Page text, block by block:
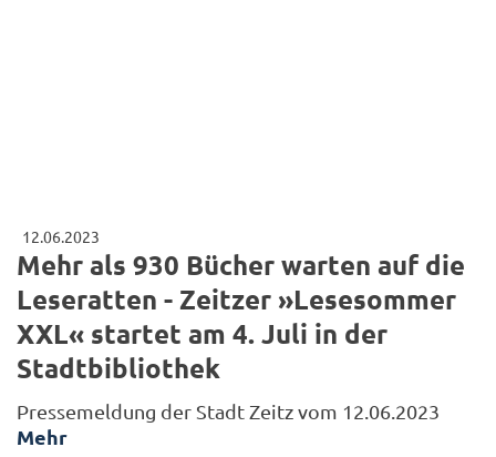
12.06.2023
Mehr als 930 Bücher warten auf die
Leseratten - Zeitzer »Lesesommer
XXL« startet am 4. Juli in der
Stadtbibliothek
Pressemeldung der Stadt Zeitz vom 12.06.2023
Mehr